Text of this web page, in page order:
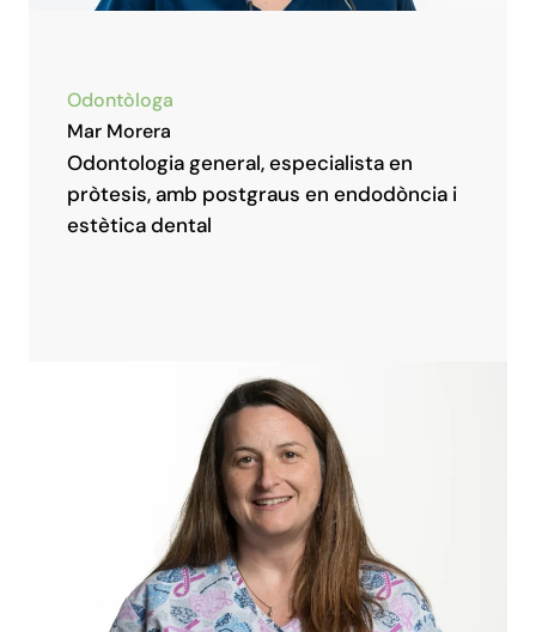
Odontòloga
Mar Morera
Odontologia general, especialista en
pròtesis, amb postgraus en endodòncia i
estètica dental